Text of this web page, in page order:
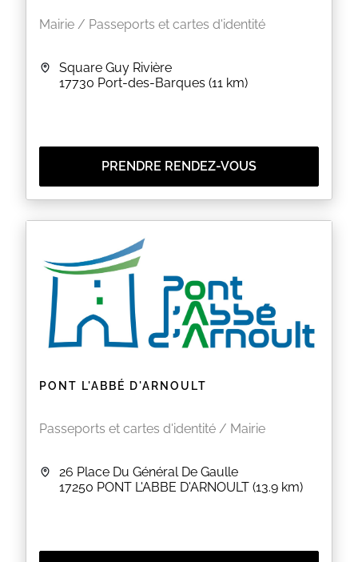
Mairie / Passeports et cartes d'identité
Square Guy Rivière
17730 Port-des-Barques (11 km)
PRENDRE RENDEZ-VOUS
PONT L'ABBÉ D'ARNOULT
Passeports et cartes d'identité / Mairie
26 Place Du Général De Gaulle
17250 PONT L'ABBE D'ARNOULT (13.9 km)